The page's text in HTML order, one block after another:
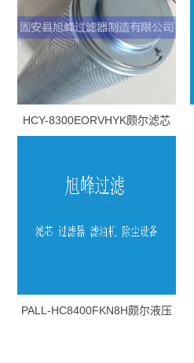
HCY-8300EORVHYK颇尔滤芯
PALL-HC8400FKN8H颇尔液压